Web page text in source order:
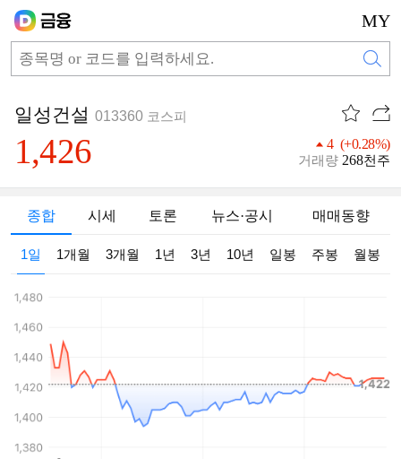
MY
일성건설 013360 코스피
1,426 4 (+0.28%)
거래량 268천주
종합 시세 토론 뉴스·공시 매매동향
1일 1개월 3개월 1년 3년 10년 일봉 주봉 월봉